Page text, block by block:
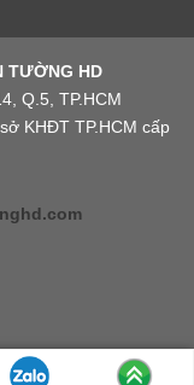
TƯỜNG HD
Q.5, TP.HCM
KHĐT TP.HCM cấp